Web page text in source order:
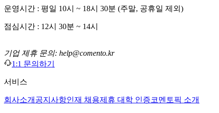
운영시간 : 평일 10시 ~ 18시 30분 (주말, 공휴일 제외)
점심시간 : 12시 30분 ~ 14시
기업 제휴 문의: help@comento.kr
1:1 문의하기
서비스
회사소개 공지사항인재 채용제휴 대학 인증코멘토픽 소개